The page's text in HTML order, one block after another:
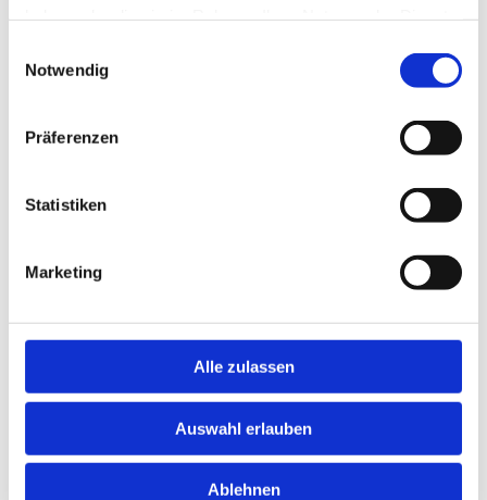
Notwendig
Präferenzen
Statistiken
Marketing
Alle zulassen
Auswahl erlauben
Ablehnen
Jobs
Rindertierarzt / -ärztin
Informationen zu Operationen (vor und nach
Informationen zur Umstellung des tierärztlichen
Notdienstes ab März 2024